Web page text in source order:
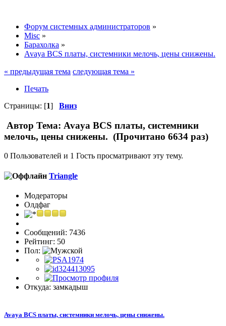
Форум системных администраторов »
Misc »
Барахолка »
Avaya BCS платы, системники мелочь, цены снижены.
« предыдущая тема следующая тема »
Печать
Страницы: [1] Вниз
Автор Тема: Avaya BCS платы, системники
мелочь, цены снижены. (Прочитано 6634 раз)
0 Пользователей и 1 Гость просматривают эту тему.
Triangle
Модераторы
Олдфаг
Сообщений: 7436
Рейтинг: 50
Пол:
Откуда: замкадыш
Avaya BCS платы, системники мелочь, цены снижены.